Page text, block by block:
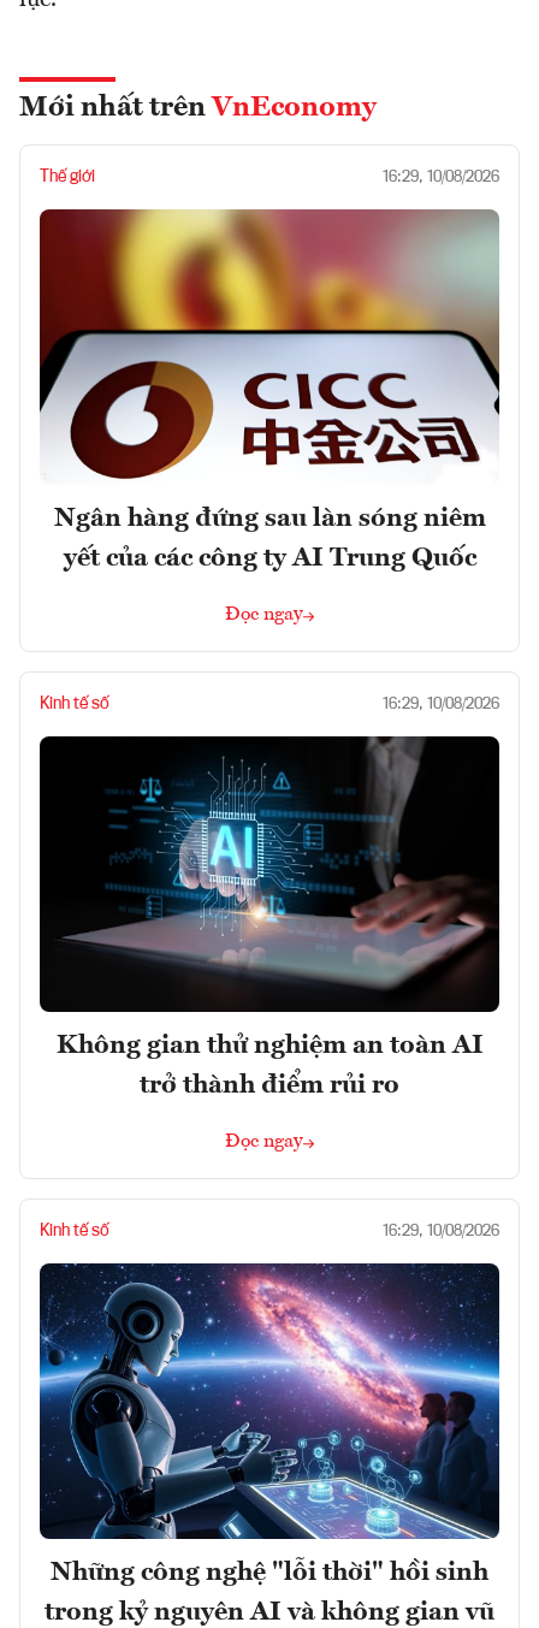
Mới nhất trên VnEconomy
Thế giới 16:29, 10/08/2026
Ngân hàng đứng sau làn sóng niêm
yết của các công ty AI Trung Quốc
Đọc ngay
Kinh tế số 16:29, 10/08/2026
Không gian thử nghiệm an toàn AI
trở thành điểm rủi ro
Đọc ngay
Kinh tế số 16:29, 10/08/2026
Những công nghệ "lỗi thời" hồi sinh
trong kỷ nguyên AI và không gian vũ